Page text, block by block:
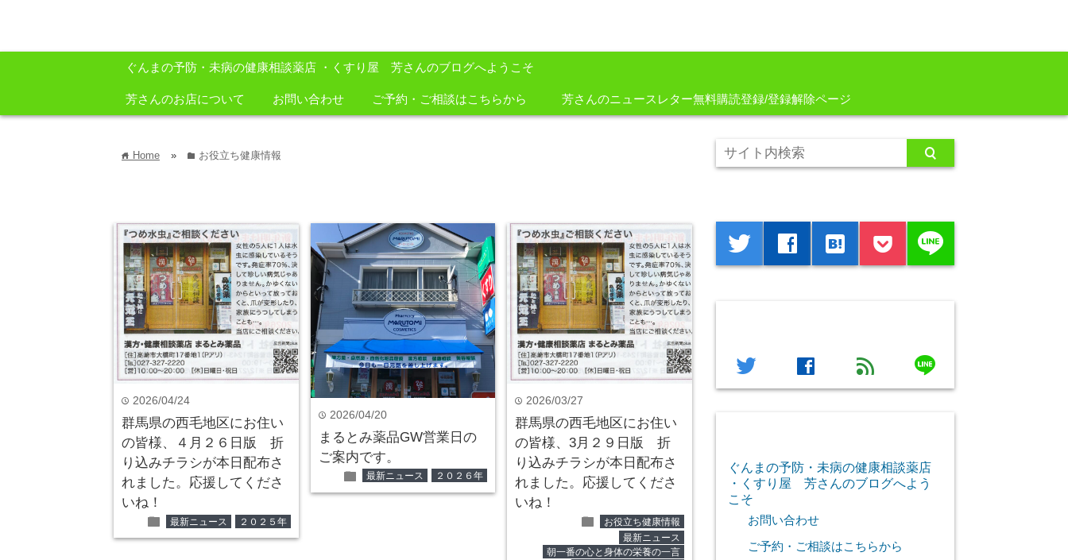
ぐんまの予防・未病の健康相談薬店 ・くすり屋 芳さんのブログへようこそ
芳さんのお店について お問い合わせ ご予約・ご相談はこちらから 芳さんのニュースレター無料購読登録/登録解除ページ
home Home » folder お役立ち健康情報
time 2026/04/24
群馬県の西毛地区にお住い
の皆様、４月２６日版 折
り込みチラシが本日配布さ
れました。応援してくださ
いね！
folder 最新ニュース ２０２５年
time 2026/04/20
まるとみ薬品GW営業日の
ご案内です。
folder 最新ニュース ２０２６年
time 2026/03/27
群馬県の西毛地区にお住い
の皆様、3月２９日版 折
り込みチラシが本日配布さ
れました。応援してくださ
いね！
folder
お役立ち健康情報
最新ニュース
朝一番の心と身体の栄養の一言
twitter facebook hatenabookmark line
twitter facebook feed line
ぐんまの予防・未病の健康相談薬店
・くすり屋 芳さんのブログへよう
こそ
お問い合わせ
ご予約・ご相談はこちらから